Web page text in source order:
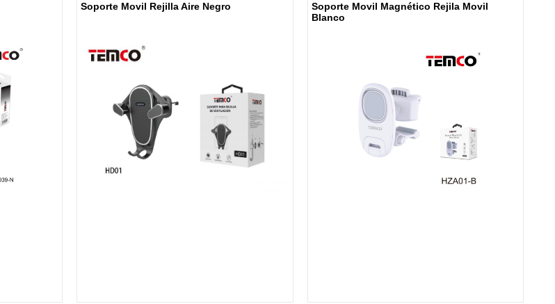
Soporte Movil Rejilla Aire Negro
Soporte Movil Magnético Rejila Movil
Blanco